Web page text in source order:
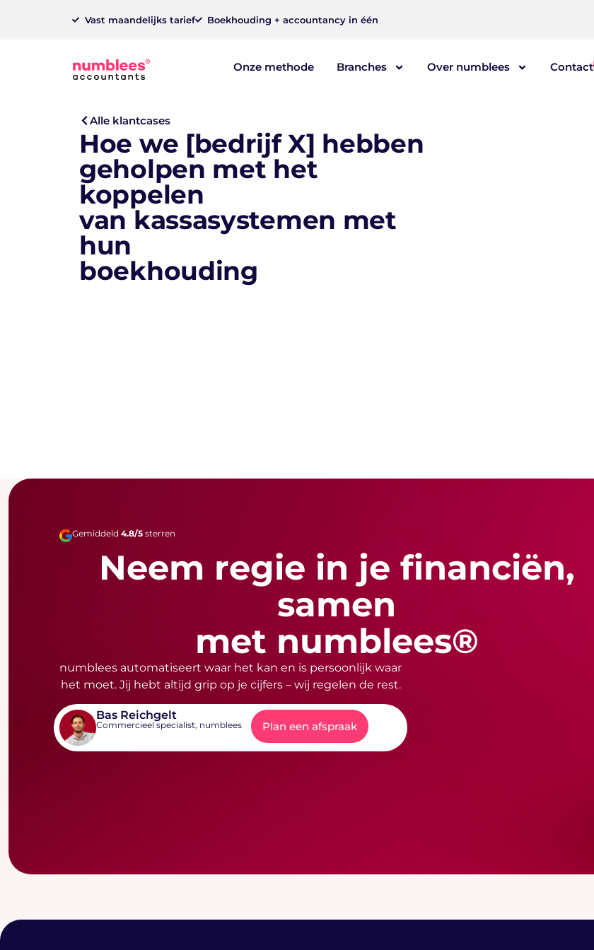
Vast maandelijks tarief Boekhouding + accountancy in één
Onze methode Branches Over numblees Contact
Alle klantcases
Hoe we [bedrijf X] hebben
geholpen met het
koppelen
van kassasystemen met
hun
boekhouding
Gemiddeld 4.8/5 sterren
Neem regie in je financiën,
samen
met numblees®
numblees automatiseert waar het kan en is persoonlijk waar
het moet. Jij hebt altijd grip op je cijfers – wij regelen de rest.
Bas Reichgelt
Commercieel specialist, numblees Plan een afspraak